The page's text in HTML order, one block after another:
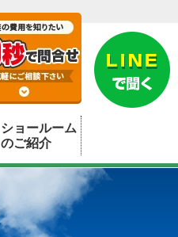
ショールーム
のご紹介